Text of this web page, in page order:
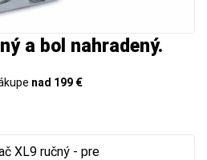
a bol nahradený.
nad 199 €
XL9 ručný - pre